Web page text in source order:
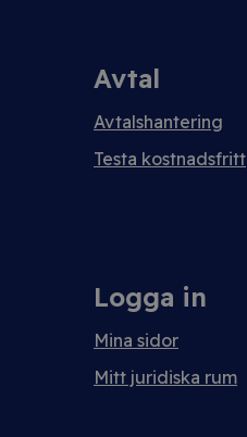
Avtal
Avtalshantering
Testa kostnadsfritt
Logga in
Mina sidor
Mitt juridiska rum